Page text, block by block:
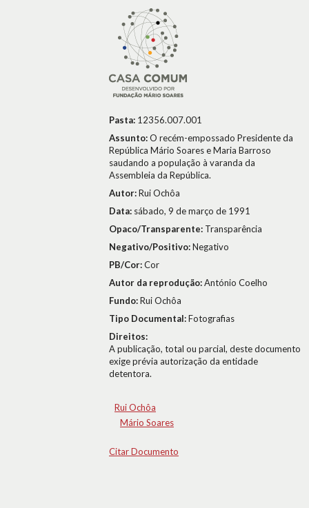
Pasta: 12356.007.001
Assunto:O recém-empossado Presidente da
República Mário Soares e Maria Barroso
saudando a população à varanda da
Assembleia da República.
Autor:Rui Ochôa
Data: sábado, 9 de março de 1991
Opaco/Transparente: Transparência
Negativo/Positivo:Negativo
PB/Cor:Cor
Autor da reprodução:António Coelho
Fundo:Rui Ochôa
Tipo Documental:Fotografias
Direitos:
A publicação, total ou parcial, deste documento
exige prévia autorização da entidade
detentora.
Rui Ochôa
Mário Soares
Citar Documento